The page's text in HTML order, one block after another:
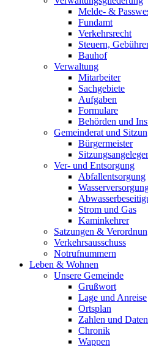
Melde- &
Fundamt
Verkehrsrecht
Steuern,
Bauhof
Verwaltung
Mitarbeiter
Sachgebiete
Aufgaben
Formulare
Behörden und
Gemeinderat und
Bürgermeister
Ver- und Entsorgung
Abfallentsorgung
Strom und Gas
Kaminkehrer
Satzungen &
Verkehrsausschuss
Notrufnummern
Leben & Wohnen
Unsere Gemeinde
Grußwort
Lage und Anreise
Ortsplan
Zahlen und Daten
Chronik
Wappen